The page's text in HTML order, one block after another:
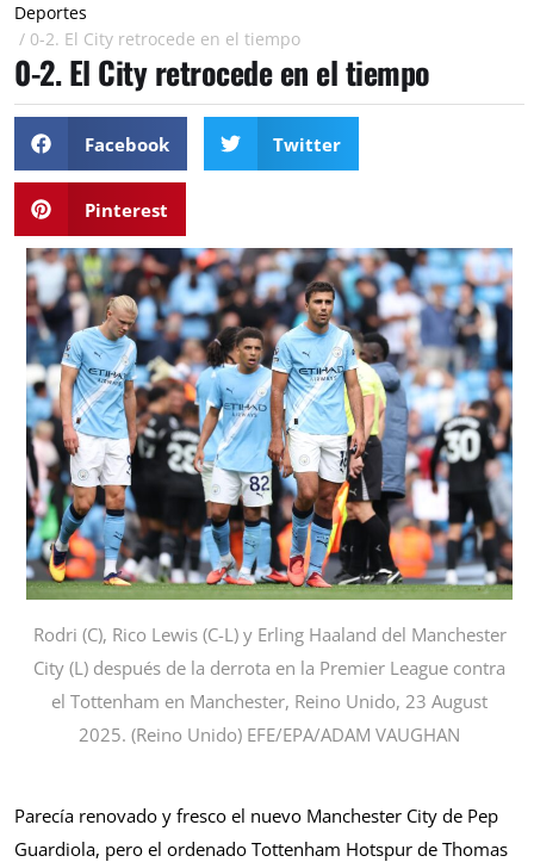
Deportes
/ 0-2. El City retrocede en el tiempo
0-2. El City retrocede en el tiempo
Facebook Twitter
Pinterest
Rodri (C), Rico Lewis (C-L) y Erling Haaland del Manchester
City (L) después de la derrota en la Premier League contra
el Tottenham en Manchester, Reino Unido, 23 August
2025. (Reino Unido) EFE/EPA/ADAM VAUGHAN
Parecía renovado y fresco el nuevo Manchester City de Pep
Guardiola, pero el ordenado Tottenham Hotspur de Thomas